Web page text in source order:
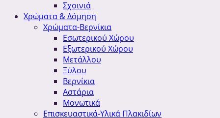
Σχοινιά
Χρώματα & Δόμηση
Χρώματα-Βερνίκια
Εσωτερικού Χώρου
Εξωτερικού Χώρου
Μετάλλου
Ξύλου
Βερνίκια
Αστάρια
Μονωτικά
Επισκευαστικά-Υλικά Πλακιδίων